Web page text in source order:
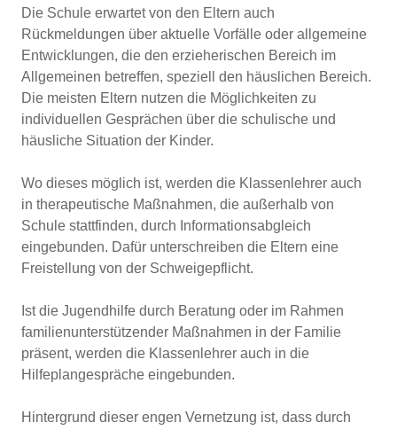
Die Schule erwartet von den Eltern auch
Rückmeldungen über aktuelle Vorfälle oder allgemeine
Entwicklungen, die den erzieherischen Bereich im
Allgemeinen betreffen, speziell den häuslichen Bereich.
Die meisten Eltern nutzen die Möglichkeiten zu
individuellen Gesprächen über die schulische und
häusliche Situation der Kinder.
Wo dieses möglich ist, werden die Klassenlehrer auch
in therapeutische Maßnahmen, die außerhalb von
Schule stattfinden, durch Informationsabgleich
eingebunden. Dafür unterschreiben die Eltern eine
Freistellung von der Schweigepflicht.
Ist die Jugendhilfe durch Beratung oder im Rahmen
familienunterstützender Maßnahmen in der Familie
präsent, werden die Klassenlehrer auch in die
Hilfeplangespräche eingebunden.
Hintergrund dieser engen Vernetzung ist, dass durch